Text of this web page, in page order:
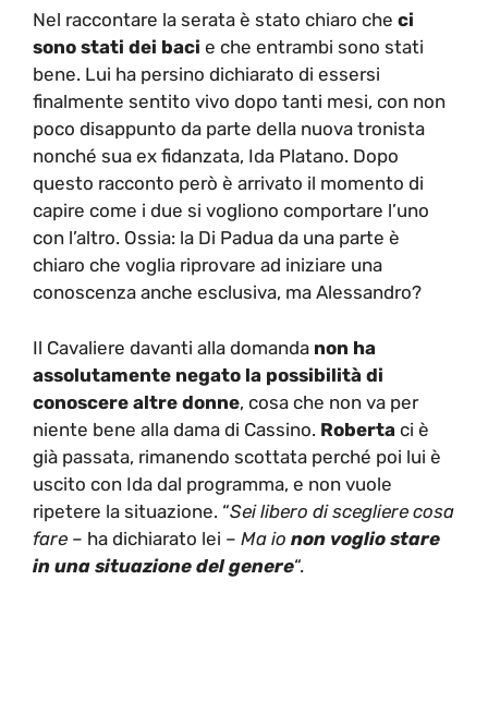
Nel raccontare la serata è stato chiaro che ci
sono stati dei baci e che entrambi sono stati
bene. Lui ha persino dichiarato di essersi
finalmente sentito vivo dopo tanti mesi, con non
poco disappunto da parte della nuova tronista
nonché sua ex fidanzata, Ida Platano. Dopo
questo racconto però è arrivato il momento di
capire come i due si vogliono comportare l’uno
con l’altro. Ossia: la Di Padua da una parte è
chiaro che voglia riprovare ad iniziare una
conoscenza anche esclusiva, ma Alessandro?
Il Cavaliere davanti alla domanda non ha
assolutamente negato la possibilità di
conoscere altre donne, cosa che non va per
niente bene alla dama di Cassino. Roberta ci è
già passata, rimanendo scottata perché poi lui è
uscito con Ida dal programma, e non vuole
ripetere la situazione. “Sei libero di scegliere cosa
fare – ha dichiarato lei – Ma io non voglio stare
in una situazione del genere“.